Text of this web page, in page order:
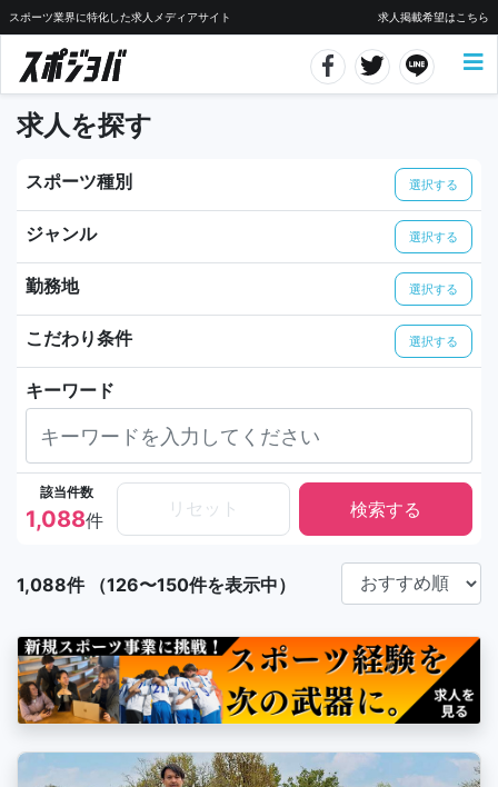
スポーツ業界に特化した求人メディアサイト 求人掲載希望はこちら
求人を探す
スポーツ種別 選択する
ジャンル 選択する
勤務地 選択する
こだわり条件 選択する
キーワード
該当件数
1,088件
リセット
1,088件 （126〜150件を表示中）